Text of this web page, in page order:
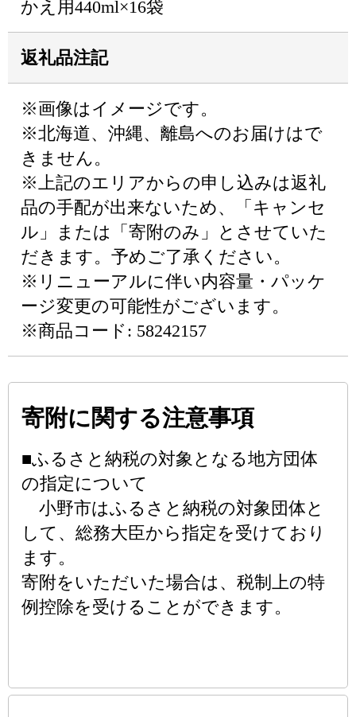
かえ用440ml×16袋
返礼品注記
※画像はイメージです。
※北海道、沖縄、離島へのお届けはで
きません。
※上記のエリアからの申し込みは返礼
品の手配が出来ないため、「キャンセ
ル」または「寄附のみ」とさせていた
だきます。予めご了承ください。
※リニューアルに伴い内容量・パッケ
ージ変更の可能性がございます。
※商品コード: 58242157
寄附に関する注意事項
■ふるさと納税の対象となる地方団体
の指定について
小野市はふるさと納税の対象団体と
して、総務大臣から指定を受けており
ます。
寄附をいただいた場合は、税制上の特
例控除を受けることができます。